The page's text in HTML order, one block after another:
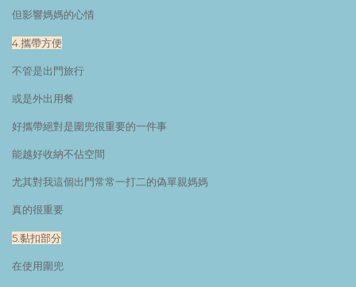
但影響媽媽的心情
4.攜帶方便
不管是出門旅行
或是外出用餐
好攜帶絕對是圍兜很重要的一件事
能越好收納不佔空間
尤其對我這個出門常常一打二的偽單親媽媽
真的很重要
5.黏扣部分
在使用圍兜